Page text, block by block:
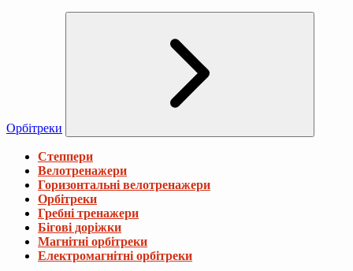
Орбітреки
Степпери
Велотренажери
Горизонтальні велотренажери
Орбітреки
Гребні тренажери
Бігові доріжки
Магнітні орбітреки
Електромагнітні орбітреки